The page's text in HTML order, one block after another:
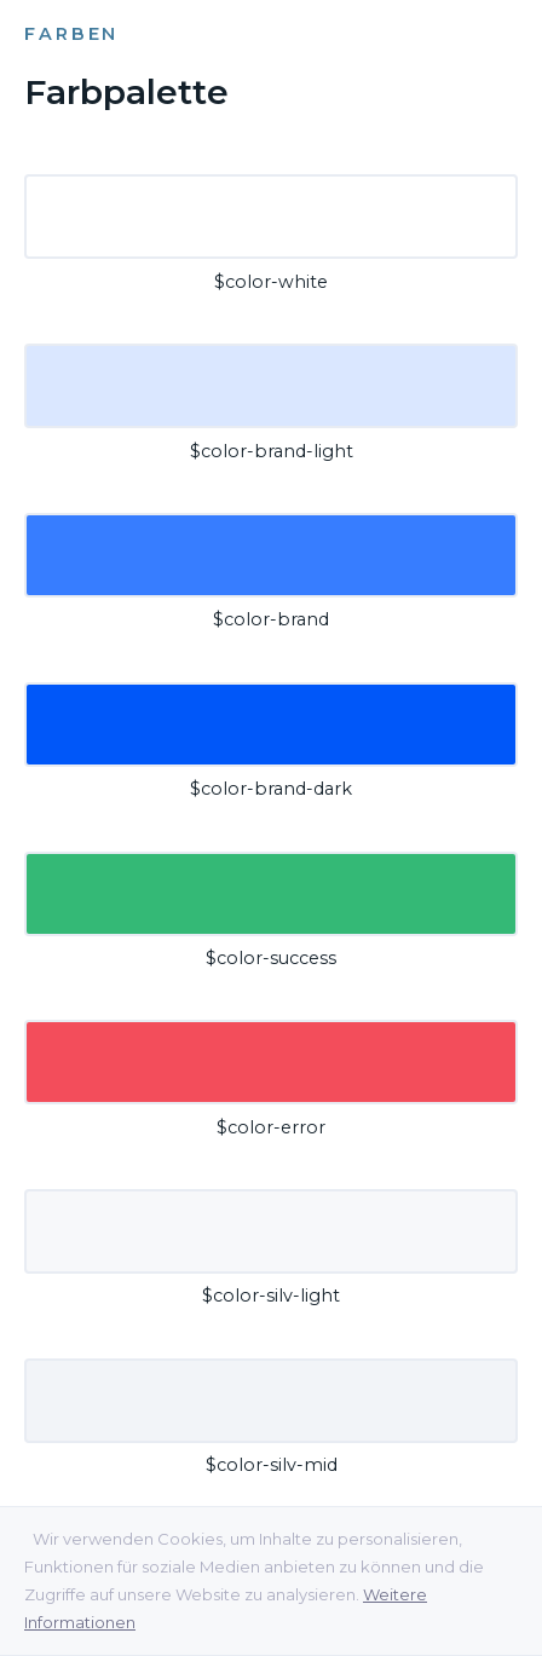
Wir verwenden Cookies, um Inhalte zu personalisieren,
Funktionen für soziale Medien anbieten zu können und die
Zugriffe auf unsere Website zu analysieren. Weitere
Informationen
FARBEN
Farbpalette
$color-white
$color-brand-light
$color-brand
$color-brand-dark
$color-success
$color-error
$color-silv-light
$color-silv-mid